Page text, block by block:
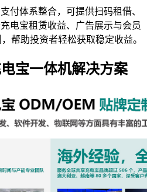
付体系整合，可提供扫码租借、
电宝租赁收益、广告展示与会员
帮助投资者轻松获取稳定收益。
宝一体机解决方案